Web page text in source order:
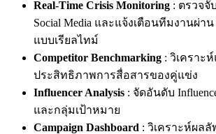
Real-Time Crisis Monitoring : ตรวจจั
Social Media และแจ้งเตือนทีมงานผ่า
แบบเรียลไทม์
Competitor Benchmarking : วิเคราะ
ประสิทธิภาพการสื่อสารของคู่แข่ง
Influencer Analysis : จัดอันดับ
และกลุ่มเป้าหมาย
Campaign Dashboard : วิเคราะห์ผล